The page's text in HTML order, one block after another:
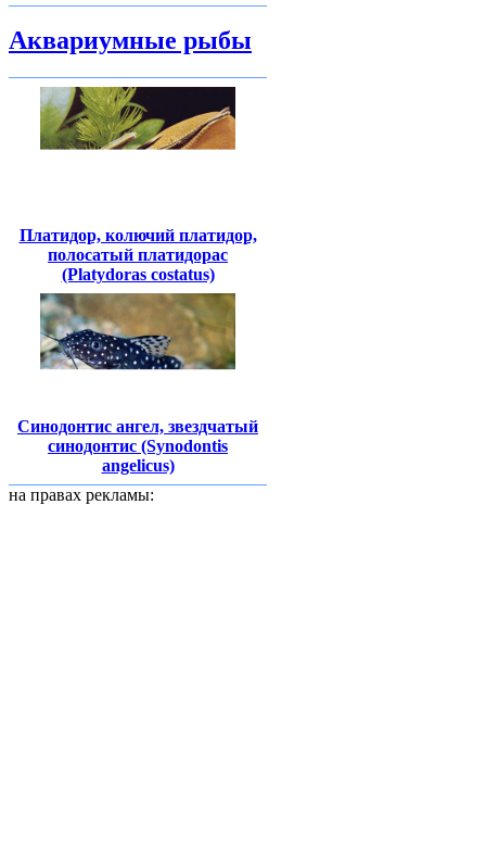
Аквариумные рыбы
Платидор, колючий платидор,
полосатый платидорас
(Platydoras costatus)
Синодонтис ангел, звездчатый
синодонтис (Synodontis
angelicus)
на правах рекламы: